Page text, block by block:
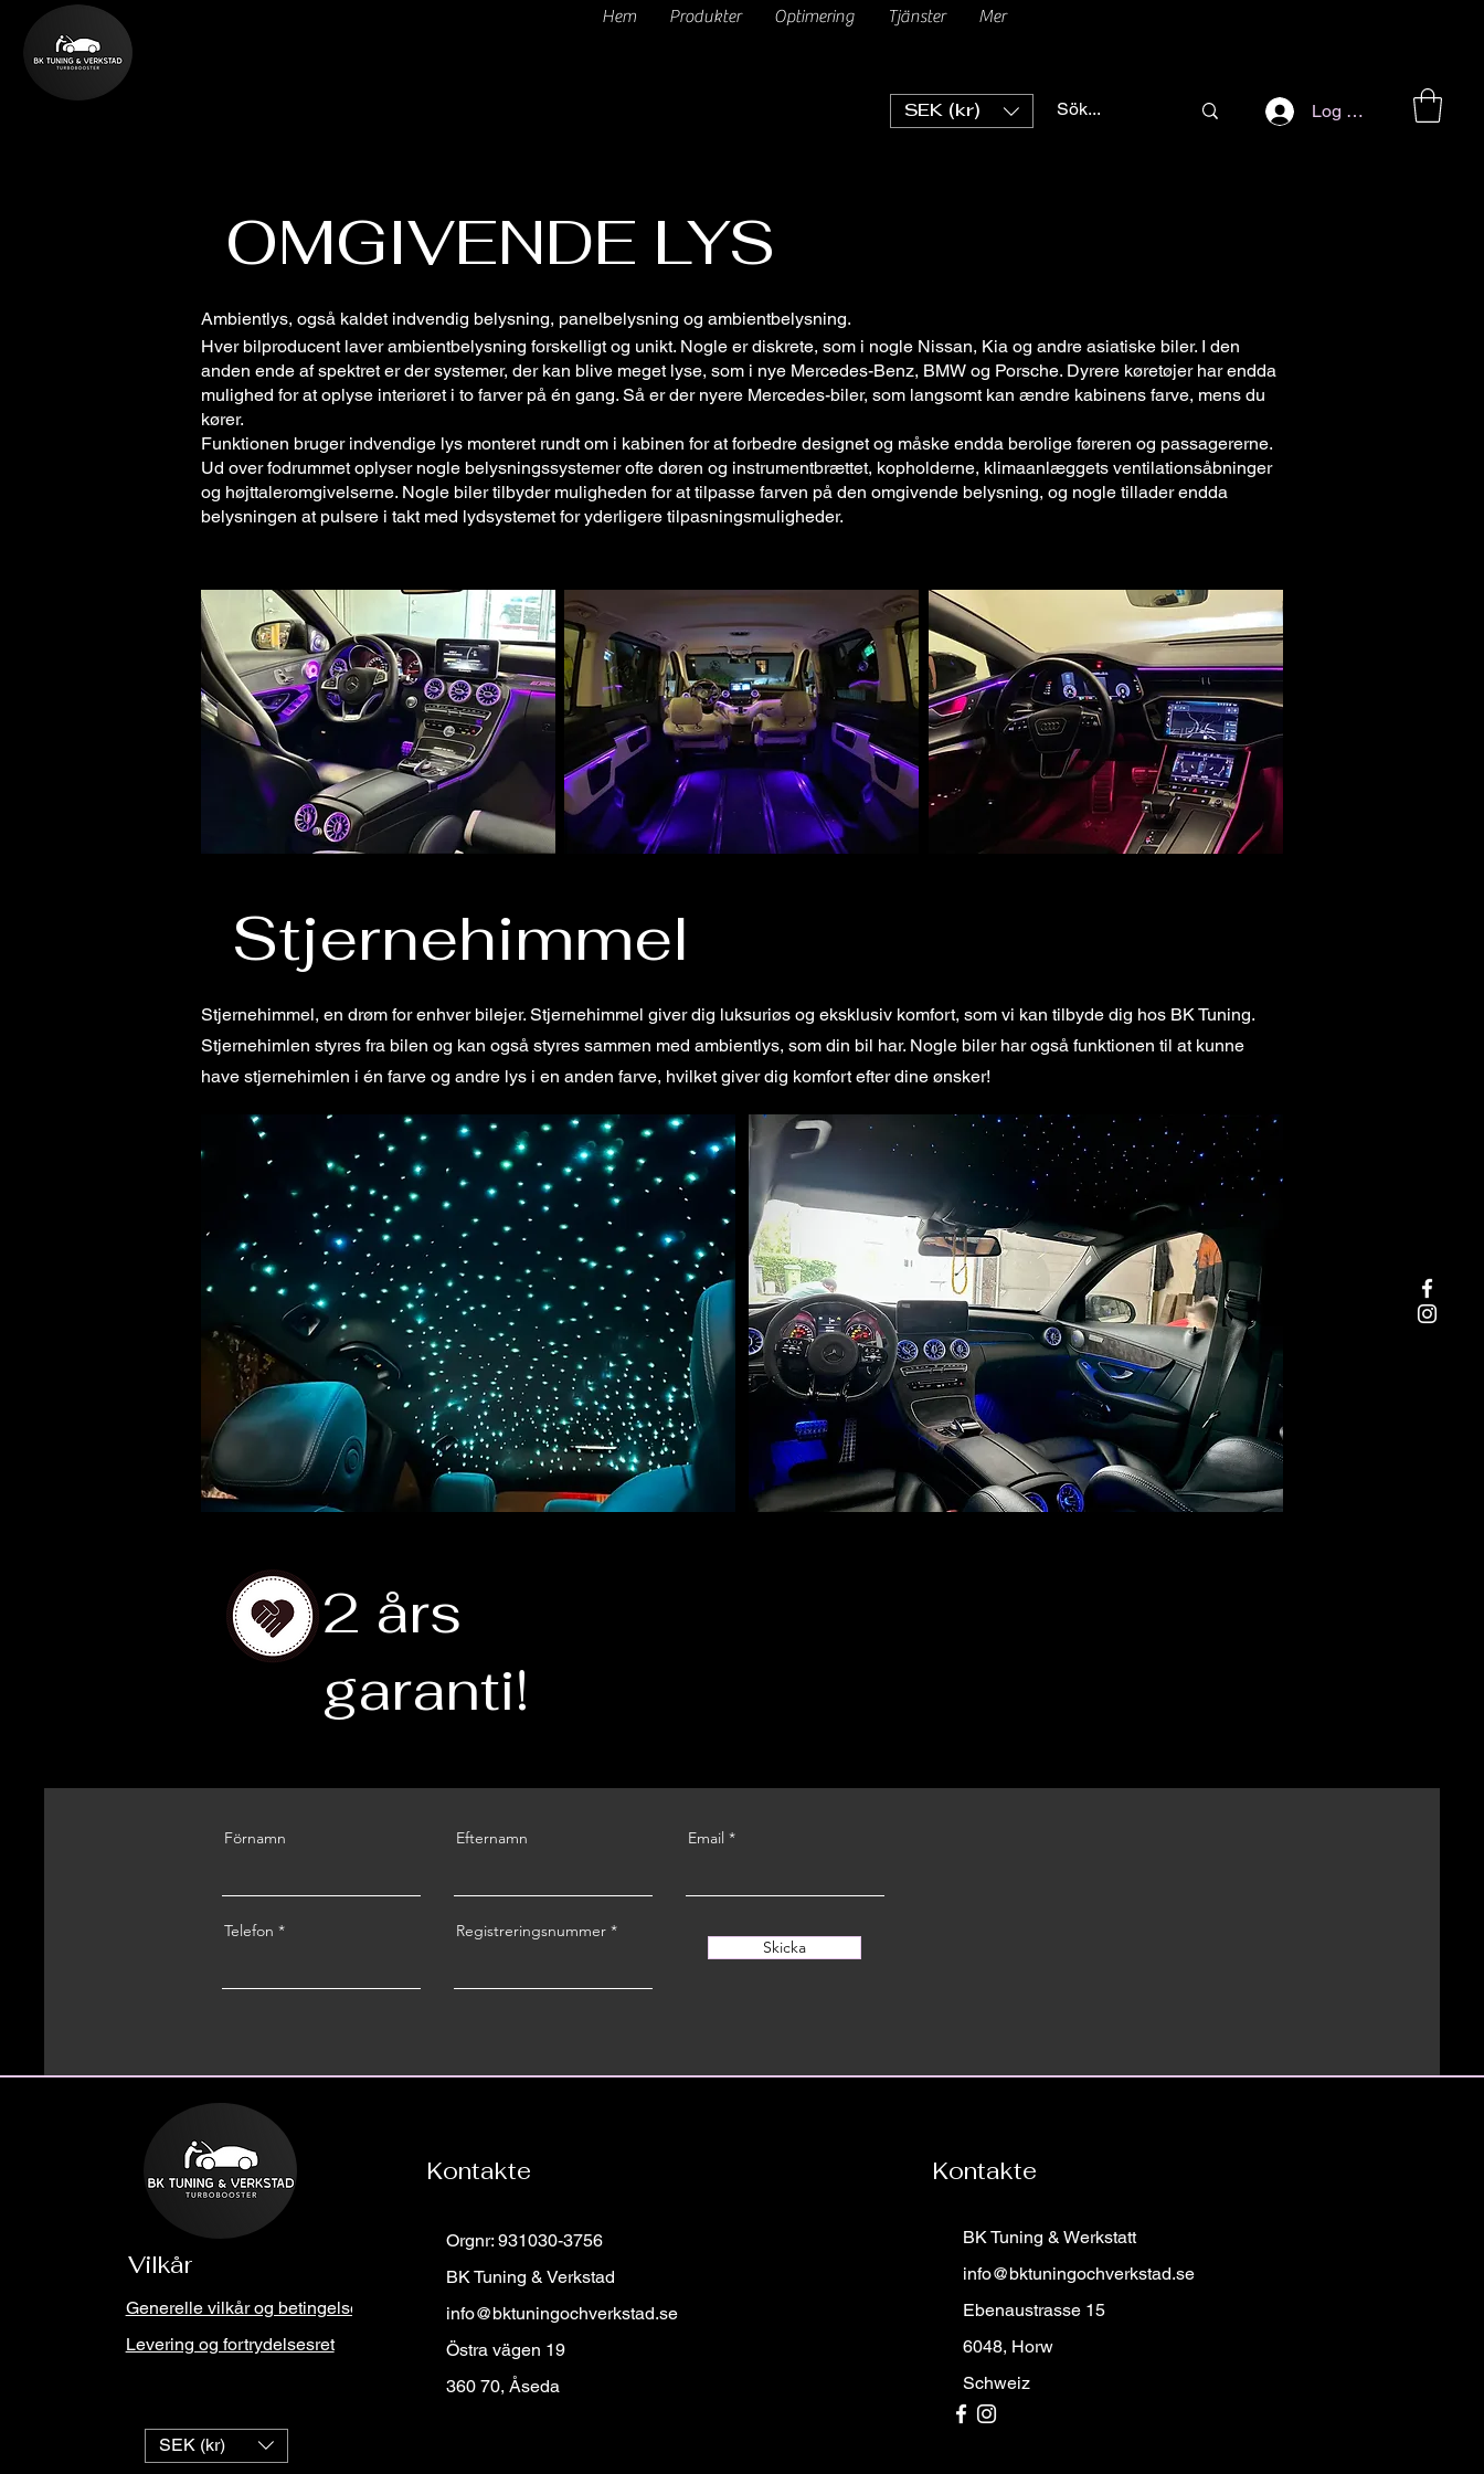
â
–¡
Hem Produkter Optimering Tjänster Mer
SEK (kr) Log ind
OMGIVENDE LYS
Ambientlys, også kaldet indvendig belysning, panelbelysning og ambientbelysning.
Hver bilproducent laver ambientbelysning forskelligt og unikt. Nogle er diskrete, som i nogle Nissan, Kia og andre asiatiske biler. I den
anden ende af spektret er der systemer, der kan blive meget lyse, som i nye Mercedes-Benz, BMW og Porsche. Dyrere køretøjer har endda
mulighed for at oplyse interiøret i to farver på én gang. Så er der nyere Mercedes-biler, som langsomt kan ændre kabinens farve, mens du
kører.
Funktionen bruger indvendige lys monteret rundt om i kabinen for at forbedre designet og måske endda berolige føreren og passagererne.
Ud over fodrummet oplyser nogle belysningssystemer ofte døren og instrumentbrættet, kopholderne, klimaanlæggets ventilationsåbninger
og højttaleromgivelserne. Nogle biler tilbyder muligheden for at tilpasse farven på den omgivende belysning, og nogle tillader endda
belysningen at pulsere i takt med lydsystemet for yderligere tilpasningsmuligheder.
Stjernehimmel
Stjernehimmel, en drøm for enhver bilejer. Stjernehimmel giver dig luksuriøs og eksklusiv komfort, som vi kan tilbyde dig hos BK Tuning.
Stjernehimlen styres fra bilen og kan også styres sammen med ambientlys, som din bil har. Nogle biler har også funktionen til at kunne
have stjernehimlen i én farve og andre lys i en anden farve, hvilket giver dig komfort efter dine ønsker!
2 års
garanti!
Förnamn Efternamn Email
Telefon
Registreringsnummer
Skicka
Vilkår
Generelle vilkår og betingelser
Levering og fortrydelsesret
SEK (kr)
Kontakte
Orgnr: 931030-3756
BK Tuning & Verkstad
info@bktuningochverkstad.se
Östra vägen 19
360 70, Åseda
Kontakte
BK Tuning & Werkstatt
info@bktuningochverkstad.se
Ebenaustrasse 15
6048, Horw
Schweiz